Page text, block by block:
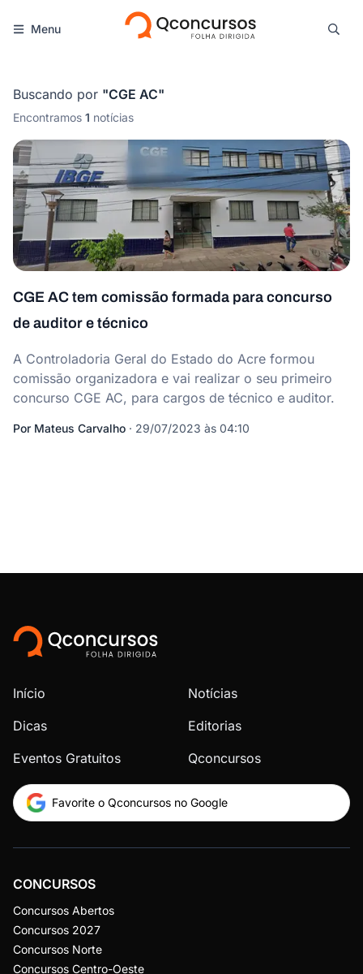
Menu
Buscando por "CGE AC"
Encontramos 1 notícias
CGE AC tem comissão formada para concurso
de auditor e técnico
A Controladoria Geral do Estado do Acre formou
comissão organizadora e vai realizar o seu primeiro
concurso CGE AC, para cargos de técnico e auditor.
Por Mateus Carvalho · 29/07/2023 às 04:10
Início
Notícias
Dicas
Editorias
Eventos Gratuitos
Qconcursos
Favorite o Qconcursos no Google
CONCURSOS
Concursos Abertos
Concursos 2027
Concursos Norte
Concursos Centro-Oeste